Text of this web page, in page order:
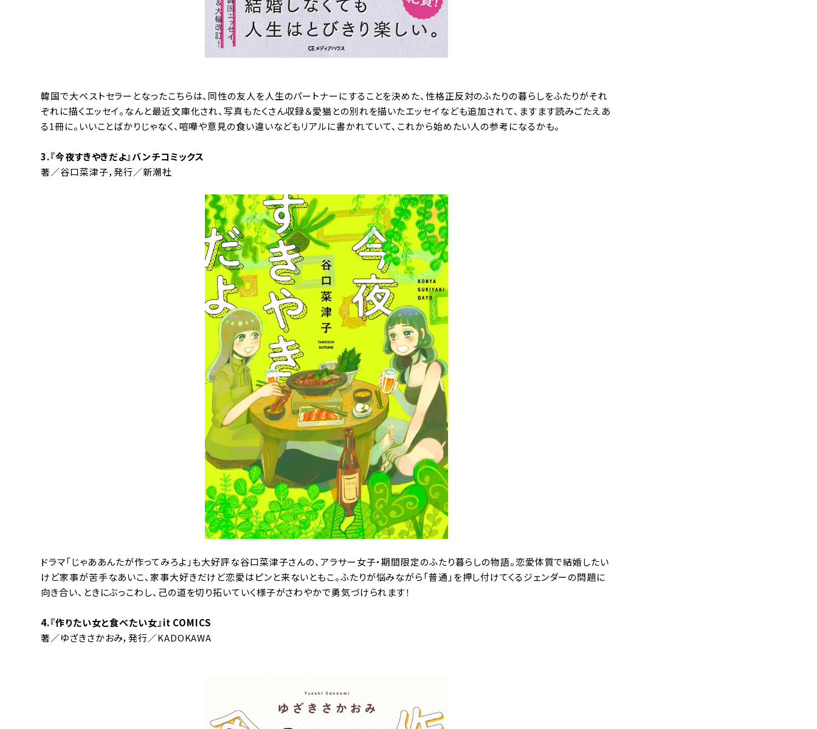
韓国で大ベストセラーとなったこちらは、同性の友人を人生のパートナーにすることを決めた、性格正反対のふたりの暮らしをふたりがそれ
ぞれに描くエッセイ。なんと最近文庫化され、写真もたくさん収録＆愛猫との別れを描いたエッセイなども追加されて、ますます読みごたえあ
る1冊に。いいことばかりじゃなく、喧嘩や意見の食い違いなどもリアルに書かれていて、これから始めたい人の参考になるかも。
3.『今夜すきやきだよ』バンチコミックス
著／谷口菜津子，発行／新潮社
ドラマ「じゃああんたが作ってみろよ」も大好評な谷口菜津子さんの、アラサー女子・期間限定のふたり暮らしの物語。恋愛体質で結婚したい
けど家事が苦手なあいこ、家事大好きだけど恋愛はピンと来ないともこ。ふたりが悩みながら「普通」を押し付けてくるジェンダーの問題に
向き合い、ときにぶっこわし、己の道を切り拓いていく様子がさわやかで勇気づけられます！
4.『作りたい女と食べたい女』it COMICS
著／ゆざきさかおみ，発行／KADOKAWA